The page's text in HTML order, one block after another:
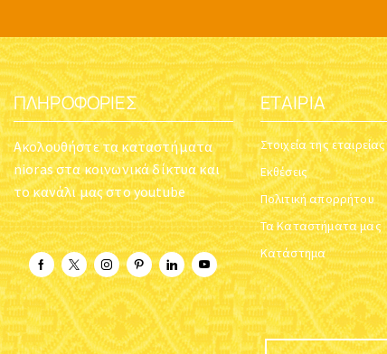
ΠΛΗΡΟΦΟΡΊΕΣ
Ακολουθήστε τα καταστήματα
nioras στα κοινωνικά δίκτυα και
το κανάλι μας στο youtube
ΕΤΑΙΡΊΑ
Στοιχεία της εταιρείας
Εκθέσεις
Πολιτική απορρήτου
Τα Καταστήματα μας
Κατάστημα